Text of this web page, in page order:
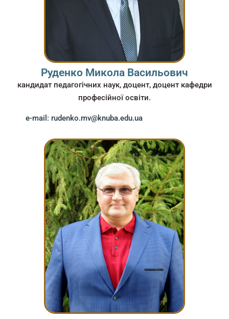
Руденко Микола Васильович
кандидат педагогічних наук, доцент, доцент кафедри
професійної освіти.
e-mail: rudenko.mv@knuba.edu.ua